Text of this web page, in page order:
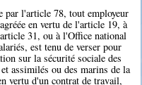
par l'article 78, tout employeur
en vertu de l'article 19, à
31, ou à l'Office national
est tenu de verser pour
sur la sécurité sociale des
assimilés ou des marins de la
vertu d'un contrat de travail,